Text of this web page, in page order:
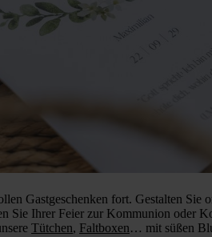
Gastgeschenken fort. Gestalten Sie
Sie Ihrer Feier zur Kommunion oder
Tütchen, Faltboxen… mit süßen